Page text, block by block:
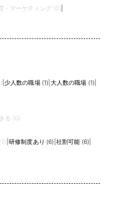
・マーケティング (0)
少人数の職場 (1) 大人数の職場 (1)
る (0)
研修制度あり (6) 社割可能 (6)